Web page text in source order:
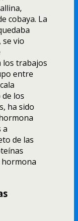
cobaya. La
vio
los trabajos
entre
los
ha sido
a
de las
hormona